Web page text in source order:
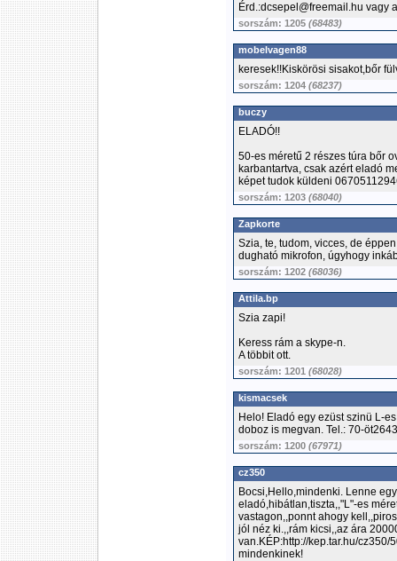
Érd.:dcsepel@freemail.hu vagy
sorszám: 1205 (68483)
mobelvagen88
keresek!!Kiskörösi sisakot,bőr
sorszám: 1204 (68237)
buczy
ELADÓ!!
50-es méretű 2 részes túra bőr
karbantartva, csak azért eladó
képet tudok küldeni
sorszám: 1203 (68040)
Zapkorte
Szia, te, tudom, vicces, de
dugható mikrofon, úgyhogy
sorszám: 1202 (68036)
Attila.bp
Szia zapi!
Keress rám a skype-n.
A többit ott.
sorszám: 1201 (68028)
kismacsek
Helo! Eladó egy ezüst szinü L-
doboz is megvan. Tel.: 70-
sorszám: 1200 (67971)
cz350
Bocsi,Hello,mindenki. Lenne
eladó,hibátlan,tiszta,,"L"-es
vastagon,,ponnt ahogy
jól néz ki.,,rám kicsi,,az ára
van.KÉP:http://kep.tar.hu/
mindenkinek!